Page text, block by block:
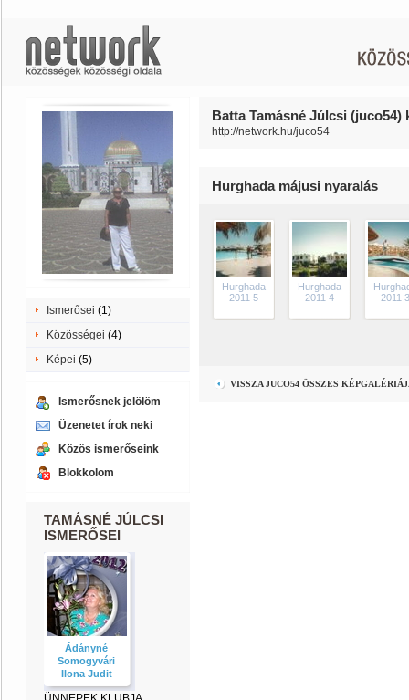
Ismerősei (1)
Közösségei (4)
Képei (5)
Ismerősnek jelölöm
Üzenetet írok neki
Közös ismerőseink
Blokkolom
TAMÁSNÉ JÚLCSI
ISMERŐSEI
Ádányné
Somogyvári
Ilona Judit
Batta Tamásné Júlcsi (juco54)
http://network.hu/juco54
Hurghada májusi nyaralás
Hurghada
2011 5
Hurghada
2011 4
2011 3
VISSZA JUCO54 ÖSSZES